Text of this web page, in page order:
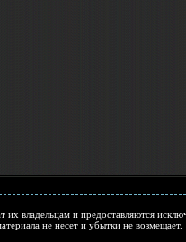
владельцам и предоставляются
не несет и убытки не возмещает.